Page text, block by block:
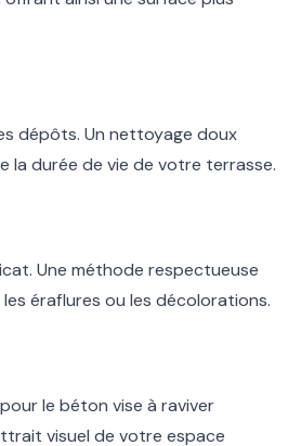
dépôts. Un nettoyage doux
la durée de vie de votre terrasse.
Une méthode respectueuse
éraflures ou les décolorations.
le béton vise à raviver
visuel de votre espace